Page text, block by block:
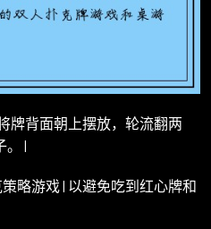
牌背面朝上摆放，轮流翻两
。 |
策略游戏 | 以避免吃到红心牌和